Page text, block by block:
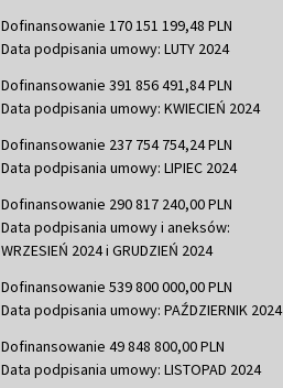
Dofinansowanie 170 151 199,48 PLN
Data podpisania umowy: LUTY 2024
Dofinansowanie 391 856 491,84 PLN
Data podpisania umowy: KWIECIEŃ 2024
Dofinansowanie 237 754 754,24 PLN
Data podpisania umowy: LIPIEC 2024
Dofinansowanie 290 817 240,00 PLN
Data podpisania umowy i aneksów:
WRZESIEŃ 2024 i GRUDZIEŃ 2024
Dofinansowanie 539 800 000,00 PLN
Data podpisania umowy: PAŹDZIERNIK 2024
Dofinansowanie 49 848 800,00 PLN
Data podpisania umowy: LISTOPAD 2024